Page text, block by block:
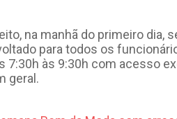
na manhã do primeiro dia,
para todos os
7:30h às 9:30h com acesso
geral.